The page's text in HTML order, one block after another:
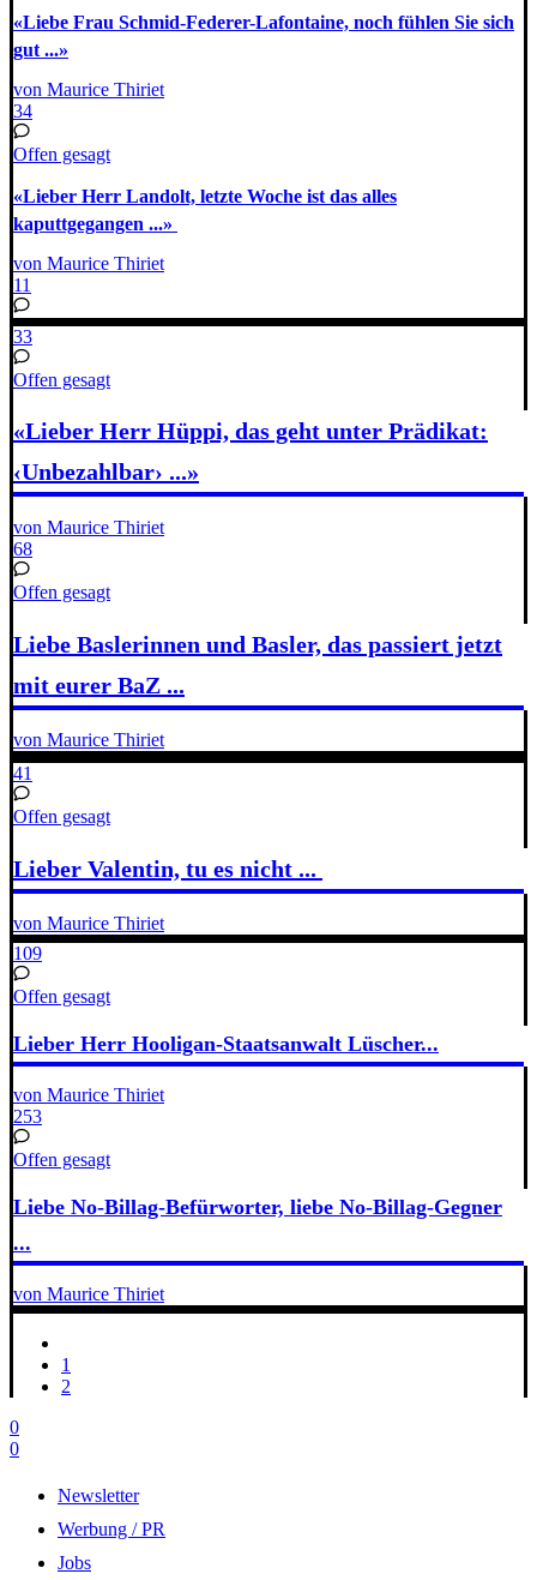
«Liebe Frau Schmid-Federer-Lafontaine, noch fühlen Sie sich
gut ...»
von Maurice Thiriet
34
Offen gesagt
«Lieber Herr Landolt, letzte Woche ist das alles
kaputtgegangen ...»
von Maurice Thiriet
11
33
Offen gesagt
«Lieber Herr Hüppi, das geht unter Prädikat:
‹Unbezahlbar› ...»
von Maurice Thiriet
68
Offen gesagt
Liebe Baslerinnen und Basler, das passiert jetzt
mit eurer BaZ ...
von Maurice Thiriet
41
Offen gesagt
Lieber Valentin, tu es nicht ...
von Maurice Thiriet
109
Offen gesagt
Lieber Herr Hooligan-Staatsanwalt Lüscher...
von Maurice Thiriet
253
Offen gesagt
Liebe No-Billag-Befürworter, liebe No-Billag-Gegner
...
von Maurice Thiriet
1
2
0
0
Newsletter
Werbung / PR
Jobs